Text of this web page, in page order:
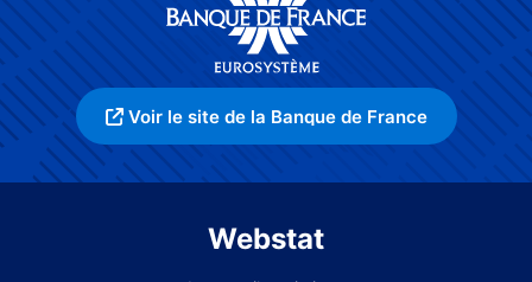
Voir le site de la Banque de France
Webstat